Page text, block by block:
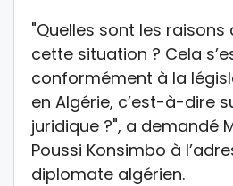
"Quelles sont les
cette situation ? Cela
conformément à la
en Algérie, c’est-à-dire
juridique ?", a demandé
Poussi Konsimbo à
diplomate algérien.